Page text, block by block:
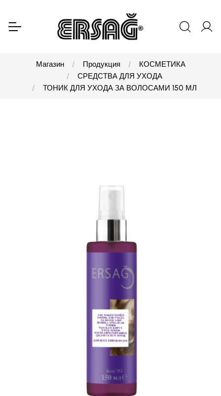
Магазин Продукция
КОСМЕТИКА
СРЕДСТВА ДЛЯ УХОДА
ТОНИК ДЛЯ УХОДА ЗА ВОЛОСАМИ 150 МЛ